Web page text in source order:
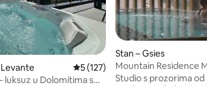
Prosječna ocjena: 5/5, recenzija:
5 (127)
luksuz u Dolomitima s
Stan – Gsies
Mountain Residence
Studio Large
Studio s prozorima